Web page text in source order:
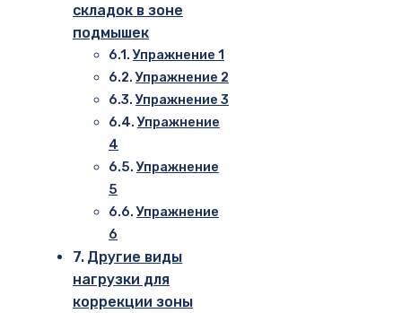
складок в зоне
подмышек
Упражнение 1
Упражнение 2
Упражнение 3
Упражнение
4
Упражнение
5
Упражнение
6
Другие виды
нагрузки для
коррекции зоны